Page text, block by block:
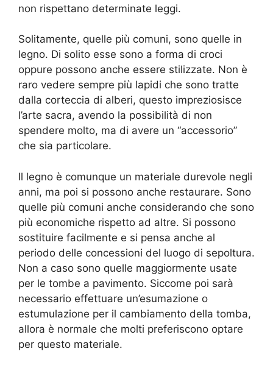
non rispettano determinate leggi.
Solitamente, quelle più comuni, sono quelle in
legno. Di solito esse sono a forma di croci
oppure possono anche essere stilizzate. Non è
raro vedere sempre più lapidi che sono tratte
dalla corteccia di alberi, questo impreziosisce
l’arte sacra, avendo la possibilità di non
spendere molto, ma di avere un “accessorio”
che sia particolare.
Il legno è comunque un materiale durevole negli
anni, ma poi si possono anche restaurare. Sono
quelle più comuni anche considerando che sono
più economiche rispetto ad altre. Si possono
sostituire facilmente e si pensa anche al
periodo delle concessioni del luogo di sepoltura.
Non a caso sono quelle maggiormente usate
per le tombe a pavimento. Siccome poi sarà
necessario effettuare un’esumazione o
estumulazione per il cambiamento della tomba,
allora è normale che molti preferiscono optare
per questo materiale.